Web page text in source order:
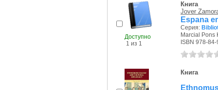
Доступно
1 из 1
Книга
Jover
Espana
Серия:
Marcial Pons
ISBN 978-
Книга